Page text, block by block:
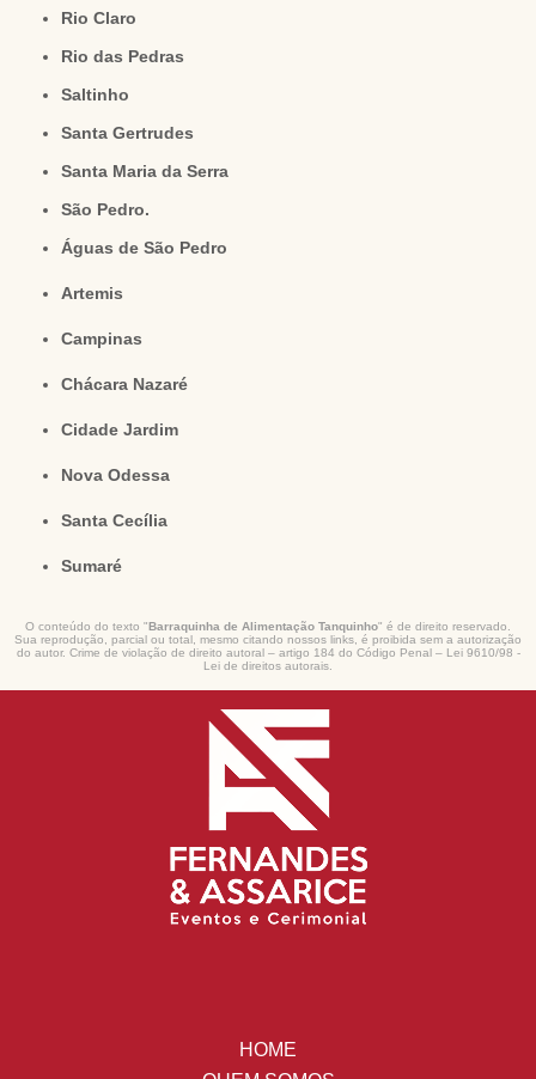
Rio Claro
Rio das Pedras
Saltinho
Santa Gertrudes
Santa Maria da Serra
São Pedro.
Águas de São Pedro
Artemis
Campinas
Chácara Nazaré
Cidade Jardim
Nova Odessa
Santa Cecília
Sumaré
O conteúdo do texto " Barraquinha de Alimentação Tanquinho" é de direito reservado.
Sua reprodução, parcial ou total, mesmo citando nossos links, é proibida sem a autorização
do autor. Crime de violação de direito autoral – artigo 184 do Código Penal – Lei 9610/98 -
Lei de direitos autorais.
HOME